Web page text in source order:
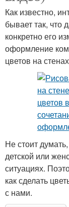
Как известно,
бывает так, что
конкретно его
оформление
цветов на
Не стоит
детской или
ситуациях.
как сделать
с нами.